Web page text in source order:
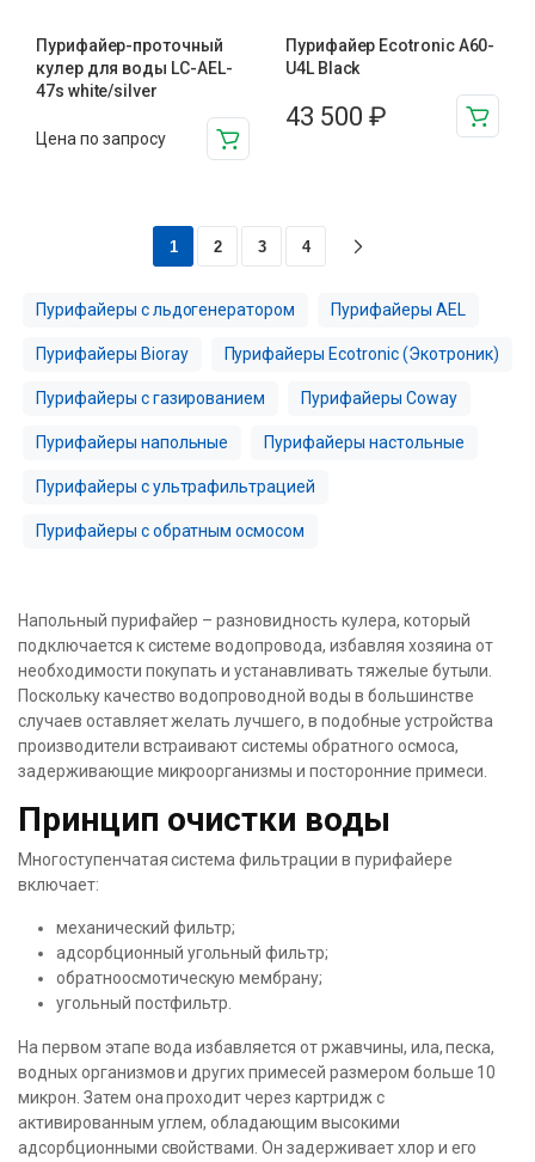
Пурифайер-проточный
кулер для воды LС-AEL-
47s white/silver
Цена по запросу
Пурифайер Ecotronic A60-
U4L Black
43 500 ₽
1 2 3 4
Пурифайеры с льдогенератором Пурифайеры AEL
Пурифайеры Bioray Пурифайеры Ecotronic (Экотроник)
Пурифайеры с газированием Пурифайеры Coway
Пурифайеры напольные Пурифайеры настольные
Пурифайеры с ультрафильтрацией
Пурифайеры с обратным осмосом
Напольный пурифайер – разновидность кулера, который
подключается к системе водопровода, избавляя хозяина от
необходимости покупать и устанавливать тяжелые бутыли.
Поскольку качество водопроводной воды в большинстве
случаев оставляет желать лучшего, в подобные устройства
производители встраивают системы обратного осмоса,
задерживающие микроорганизмы и посторонние примеси.
Принцип очистки воды
Многоступенчатая система фильтрации в пурифайере
включает:
механический фильтр;
адсорбционный угольный фильтр;
обратноосмотическую мембрану;
угольный постфильтр.
На первом этапе вода избавляется от ржавчины, ила, песка,
водных организмов и других примесей размером больше 10
микрон. Затем она проходит через картридж с
активированным углем, обладающим высокими
адсорбционными свойствами. Он задерживает хлор и его